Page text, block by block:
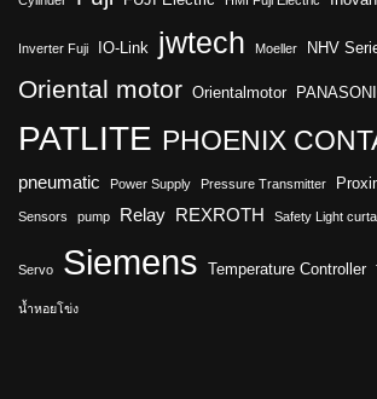
Inverter Fuji IO-Link jwtech Moeller NHV
Oriental motor Orientalmotor
PATLITE PHOENIX
pneumatic Power Supply Pressure Transmitter
Sensors pump Relay REXROTH Safety Light
Servo Siemens Temperature Controller
น้ำหอยโข่ง